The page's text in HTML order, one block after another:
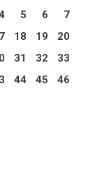
5 6
7
18 19
20
31 32
33
44 45
46